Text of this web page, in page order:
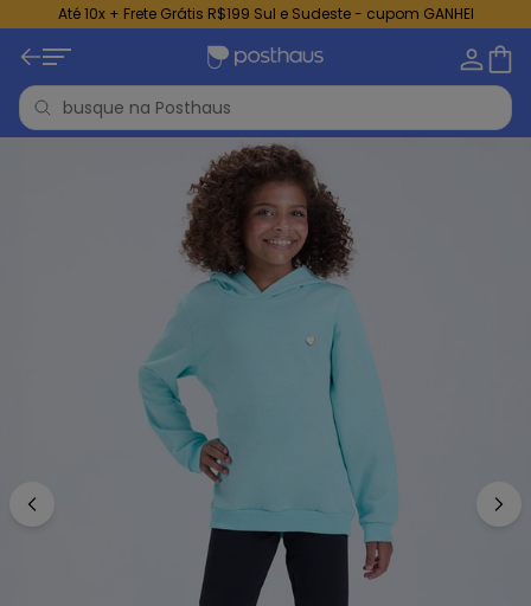
Até 10x + Frete Grátis R$199 Sul e Sudeste - cupom GANHEI